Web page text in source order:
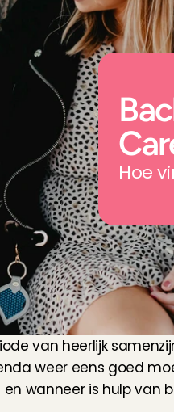
Hoe
van heerlijk
weer eens goed
wanneer is hulp van